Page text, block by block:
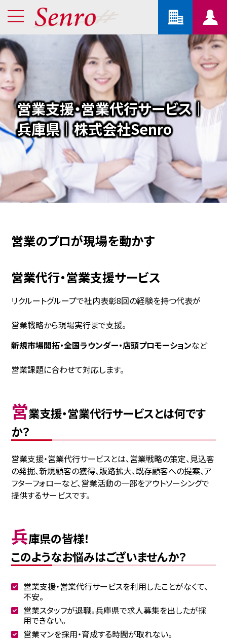
営業支援・営業代行サービス｜
兵庫県｜株式会社Senro
営業のプロが現場を動かす
営業代行・営業支援サービス
リクルートグループで社内表彰8回の経験を持つ代表が
営業戦略から現場実行まで支援。
新規市場開拓・全国ラウンダー・店頭プロモーションなど
営業課題に合わせて対応します。
営業支援・営業代行サービスとは何です
か？
営業支援・営業代行サービスとは、営業戦略の策定、見込客
の発掘、新規顧客の獲得、販路拡大、既存顧客への提案、ア
フターフォローなど、営業活動の一部をアウトソーシングで
提供するサービスです。
兵庫県の皆様！
このようなお悩みはございませんか？
営業支援・営業代行サービスを利用したことがなくて、
不安。
営業スタッフが退職。兵庫県で求人募集を出したが採
用できない。
営業マンを採用・育成する時間が取れない。